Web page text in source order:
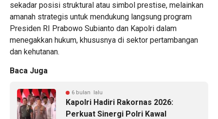
sekadar posisi struktural atau simbol prestise, melainkan
amanah strategis untuk mendukung langsung program
Presiden RI Prabowo Subianto dan Kapolri dalam
menegakkan hukum, khususnya di sektor pertambangan
dan kehutanan.
Baca Juga
6 bulan lalu
Kapolri Hadiri Rakornas 2026:
Perkuat Sinergi Polri Kawal